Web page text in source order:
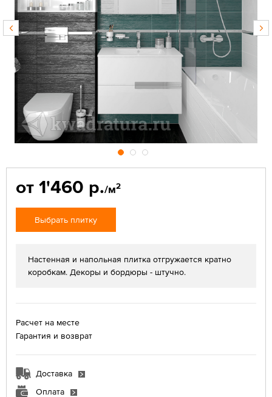
от 1'460 р./м2
Выбрать плитку
Настенная и напольная плитка отгружается кратно
коробкам. Декоры и бордюры - штучно.
Расчет на месте
Гарантия и возврат
Доставка
Оплата